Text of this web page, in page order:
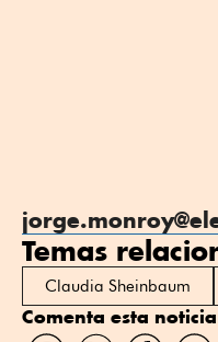
Temas
Claudia Sheinbaum
Comenta esta noticia